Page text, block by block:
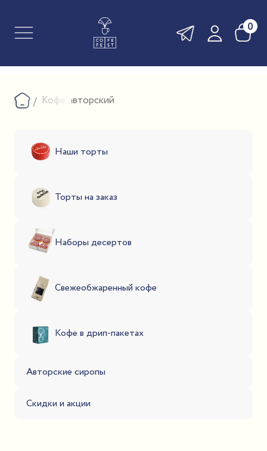
0
Кофе авторский
Наши торты
Торты на заказ
Наборы десертов
Свежеобжаренный кофе
Кофе в дрип-пакетах
Авторские сиропы
Скидки и акции